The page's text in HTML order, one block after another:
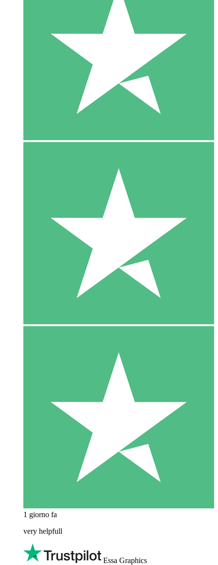
1 giorno fa
very helpfull
Essa Graphics